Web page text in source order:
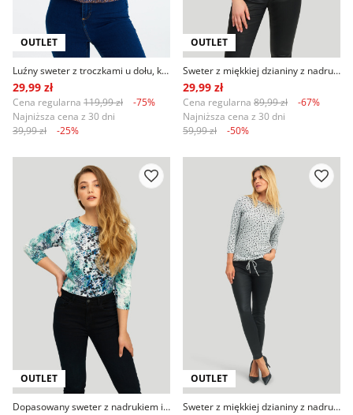
OUTLET
Luźny sweter z troczkami u dołu, kolorowy nadruk
29,99 zł
Cena regularna 119,99 zł
-75%
Najniższa cena z 30 dni
39,99 zł
-25%
OUTLET
Sweter z miękkiej dzianiny z nadrukiem, różowo-fioletowy
29,99 zł
Cena regularna 89,99 zł
-67%
Najniższa cena z 30 dni
59,99 zł
-50%
OUTLET
Dopasowany sweter z nadrukiem imitującym skórę węża, błękitno-biały
OUTLET
Sweter z miękkiej dzianiny z nadrukiem